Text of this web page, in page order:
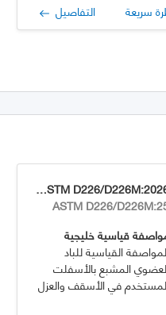
سريعة التفاصيل
GSO ASTM D226/D226M:2026
ASTM D226/
قياسية خليجية
القياسية للباد
المشبع بالأسفلت
في الأسقف والعزل